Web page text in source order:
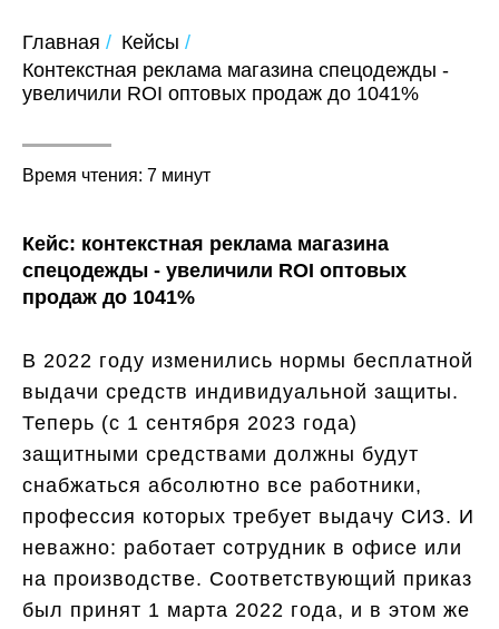
Главная / Кейсы /
Контекстная реклама магазина спецодежды -
увеличили ROI оптовых продаж до 1041%
Время чтения: 7 минут
Кейс: контекстная реклама магазина
спецодежды - увеличили ROI оптовых
продаж до 1041%
В 2022 году изменились нормы бесплатной
выдачи средств индивидуальной защиты.
Теперь (с 1 сентября 2023 года)
защитными средствами должны будут
снабжаться абсолютно все работники,
профессия которых требует выдачу СИЗ. И
неважно: работает сотрудник в офисе или
на производстве. Соответствующий приказ
был принят 1 марта 2022 года, и в этом же